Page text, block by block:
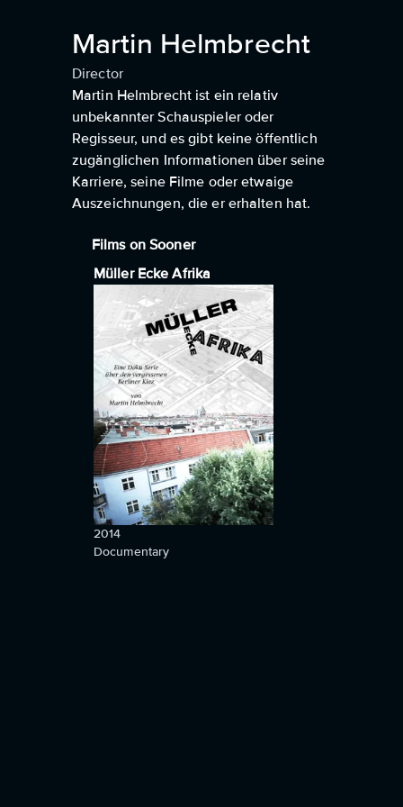
Martin Helmbrecht
Director
Martin Helmbrecht ist ein relativ
unbekannter Schauspieler oder
Regisseur, und es gibt keine öffentlich
zugänglichen Informationen über seine
Karriere, seine Filme oder etwaige
Auszeichnungen, die er erhalten hat.
Films on Sooner
Müller Ecke Afrika
2014
Documentary